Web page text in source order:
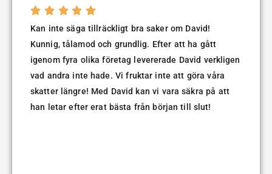
    
Kan inte säga tillräckligt bra saker om David!
Kunnig, tålamod och grundlig. Efter att ha gått
igenom fyra olika företag levererade David verkligen
vad andra inte hade. Vi fruktar inte att göra våra
skatter längre! Med David kan vi vara säkra på att
han letar efter erat bästa från början till slut!